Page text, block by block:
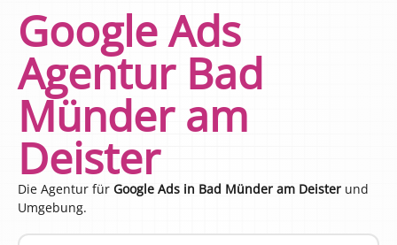
Google Ads
Agentur Bad
Münder am
Deister
Die Agentur für Google Ads in Bad Münder am Deister und
Umgebung.